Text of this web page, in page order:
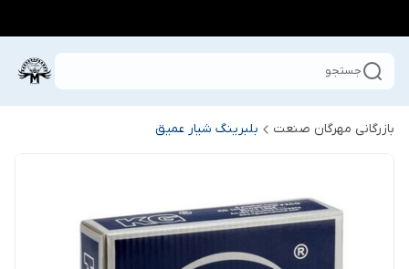
جستجو
بازرگانی مهرگان صنعت بلبرینگ شیار عمیق